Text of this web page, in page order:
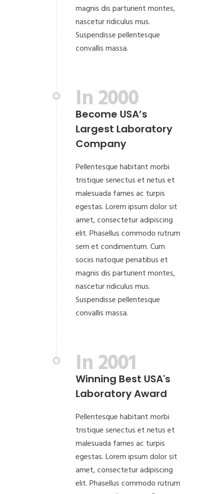
magnis dis parturient montes,
nascetur ridiculus mus.
Suspendisse pellentesque
convallis massa.
In 2000
Become USA’s
Largest Laboratory
Company
Pellentesque habitant morbi
tristique senectus et netus et
malesuada fames ac turpis
egestas. Lorem ipsum dolor sit
amet, consectetur adipiscing
elit. Phasellus commodo rutrum
sem et condimentum. Cum
sociis natoque penatibus et
magnis dis parturient montes,
nascetur ridiculus mus.
Suspendisse pellentesque
convallis massa.
In 2001
Winning Best USA's
Laboratory Award
Pellentesque habitant morbi
tristique senectus et netus et
malesuada fames ac turpis
egestas. Lorem ipsum dolor sit
amet, consectetur adipiscing
elit. Phasellus commodo rutrum